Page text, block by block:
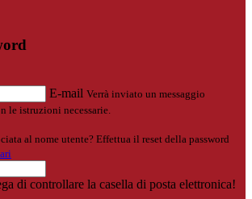
E-mail Verrà inviato un messaggio
le istruzioni necessarie.
al nome utente? Effettua il reset della password
di controllare la casella di posta elettronica!